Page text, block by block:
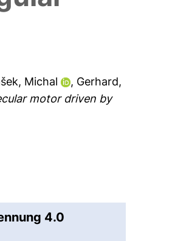
Michal , Gerhard,
motor driven by
4.0